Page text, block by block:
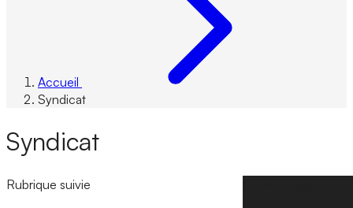
Accueil
Syndicat
Syndicat
Rubrique suivie